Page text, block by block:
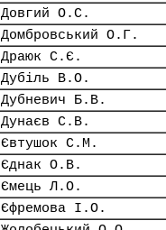
Довгий О.С.
Домбровський О.Г.
Драюк С.Є.
Дубіль В.О.
Дубневич Б.В.
Дунаєв С.В.
Євтушок С.М.
Єднак О.В.
Ємець Л.О.
Єфремова І.О.